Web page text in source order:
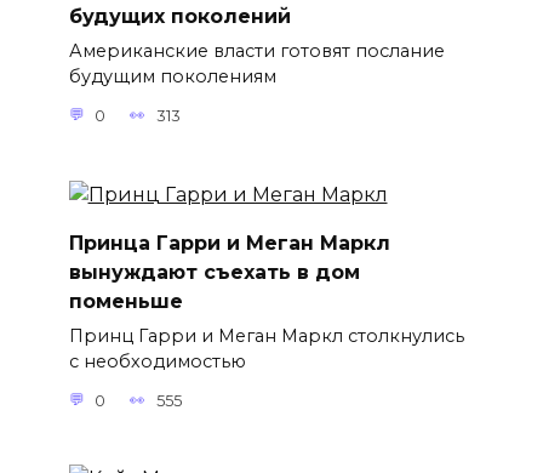
будущих поколений
Американские власти готовят послание
будущим поколениям
0 313
Принца Гарри и Меган Маркл
вынуждают съехать в дом
поменьше
Принц Гарри и Меган Маркл столкнулись
с необходимостью
0 555